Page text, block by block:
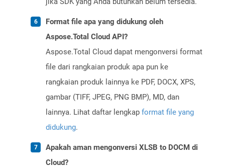
Format file apa yang didukung oleh
Aspose.Total Cloud API?
Aspose.Total Cloud dapat mengonversi format
file dari rangkaian produk apa pun ke
rangkaian produk lainnya ke PDF, DOCX, XPS,
gambar (TIFF, JPEG, PNG BMP), MD, dan
lainnya. Lihat daftar lengkap format file yang
didukung.
Apakah aman mengonversi XLSB to DOCM di
Cloud?